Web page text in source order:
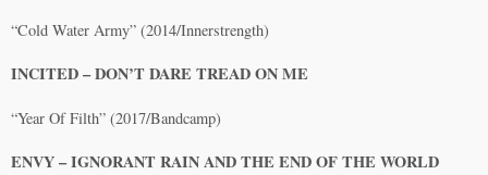
“Cold Water Army” (2014/Innerstrength)
INCITED – DON’T DARE TREAD ON ME
“Year Of Filth” (2017/Bandcamp)
ENVY – IGNORANT RAIN AND THE END OF THE WORLD